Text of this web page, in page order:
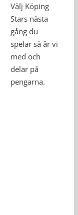
Välj Köping
Stars nästa
gång du
spelar så är vi
med och
delar på
pengarna.